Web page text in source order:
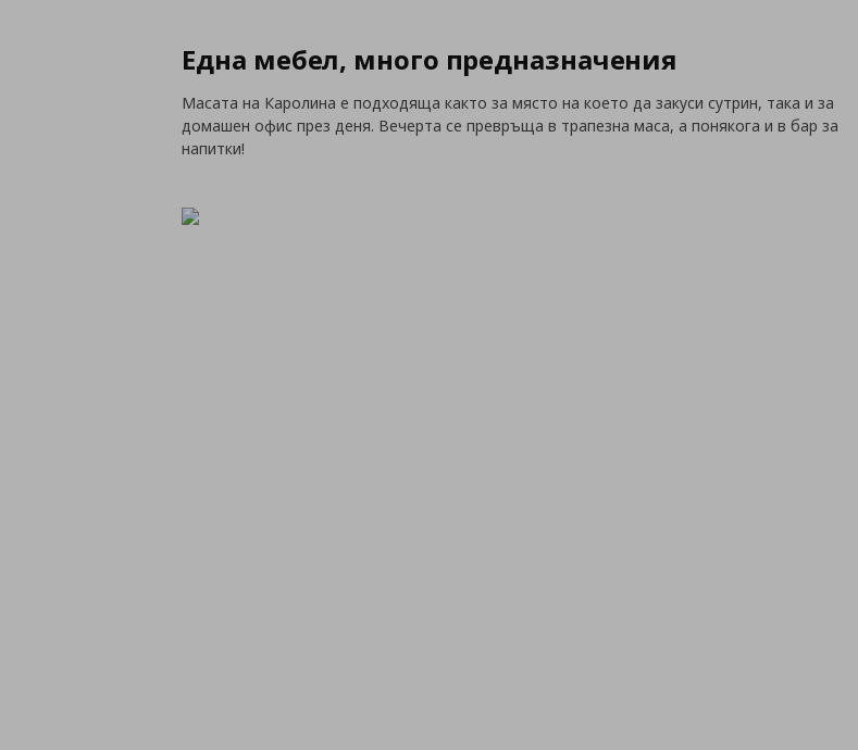
Една мебел, много предназначения
Масата на Каролина е подходяща както за място на което да закуси сутрин, така и за
домашен офис през деня. Вечерта се превръща в трапезна маса, а понякога и в бар за
напитки!